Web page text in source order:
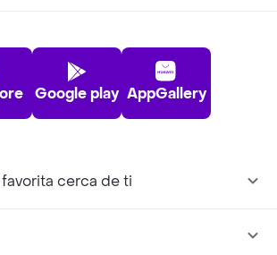
Google play AppGallery
cerca de ti